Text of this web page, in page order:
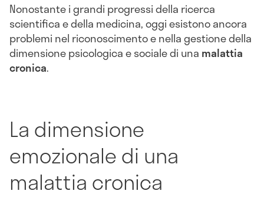
Nonostante i grandi progressi della ricerca
scientifica e della medicina, oggi esistono ancora
problemi nel riconoscimento e nella gestione della
dimensione psicologica e sociale di una malattia
cronica.
La dimensione
emozionale di una
malattia cronica